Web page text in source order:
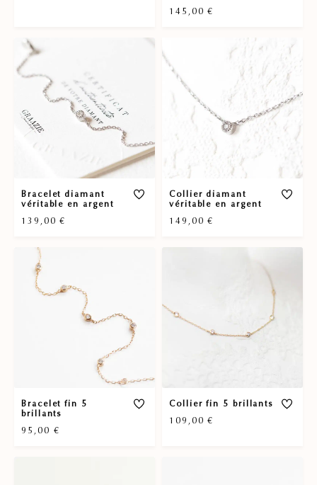
145,00€
Bracelet diamant
véritable en argent
139,00€
Collier diamant
véritable en argent
149,00€
Bracelet fin 5
brillants
95,00 €
Collier fin 5 brillants
109,00€